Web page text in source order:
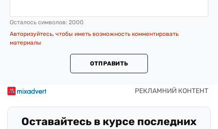
Осталось символов: 2000
Авторизуйтесь, чтобы иметь возможность комментировать
материалы
ОТПРАВИТЬ
Оставайтесь в курсе последних